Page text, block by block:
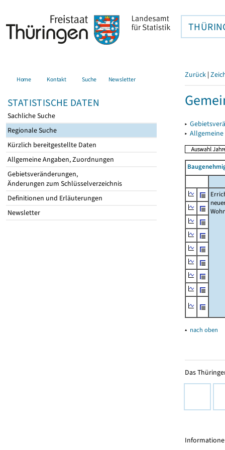
Home Kontakt Suche Newsletter
STATISTISCHE DATEN
Sachliche Suche
Regionale Suche
Kürzlich bereitgestellte Daten
Allgemeine Angaben, Zuordnungen
Gebietsveränderungen,
Änderungen zum Schlüsselverzeichnis
Definitionen und Erläuterungen
Newsletter
Zurück |
▸
▸
▴ nach oben
Das